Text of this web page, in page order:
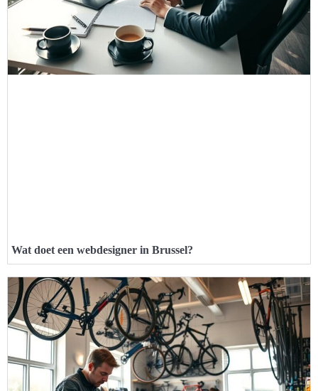
Wat doet een webdesigner in Brussel?